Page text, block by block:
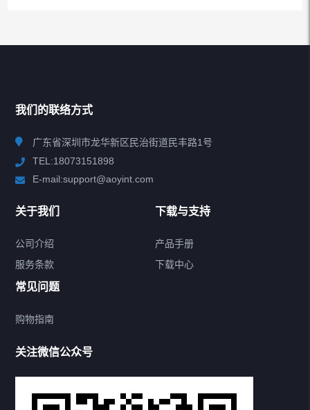
所有分类
无线音频适配器
蓝牙接收发射二合一
WIFI音频适配器
我们的联络方式
广东省深圳市龙华新区民治街道民丰路1号
TEL:18073151898
E-mail:support@aoyint.com
关于我们
公司介绍
服务条款
下载与支持
产品手册
下载中心
常见问题
购物指南
关注微信公众号